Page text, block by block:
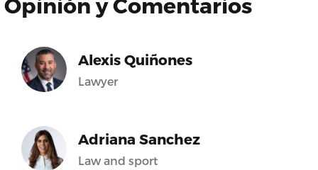
Alexis Quiñones
Lawyer
Adriana Sanchez
Law and sport